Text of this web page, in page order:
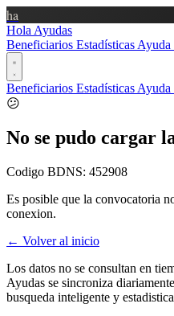
ha
Hola Ayudas
Beneficiarios Estadísticas Ayuda
Beneficiarios Estadísticas Ayuda
😕
No se pudo cargar
Codigo BDNS: 452908
Es posible que la convocatoria
conexion.
← Volver al inicio
Los datos no se consultan en
Ayudas se sincroniza
busqueda inteligente y